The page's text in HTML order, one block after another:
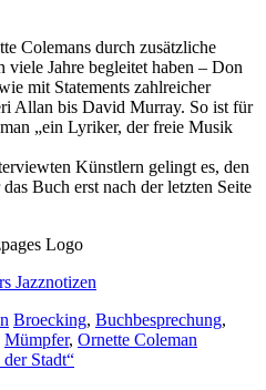
Colemans durch zusätzliche
Jahre begleitet haben – Don
mit Statements zahlreicher
Allan bis David Murray. So ist für
„ein Lyriker, der freie Musik
Künstlern gelingt es, den
Buch erst nach der letzten Seite
Jazznotizen
Schlagwörter
Broecking, Buchbesprechung,
Mümpfer, Ornette Coleman
Stadt“